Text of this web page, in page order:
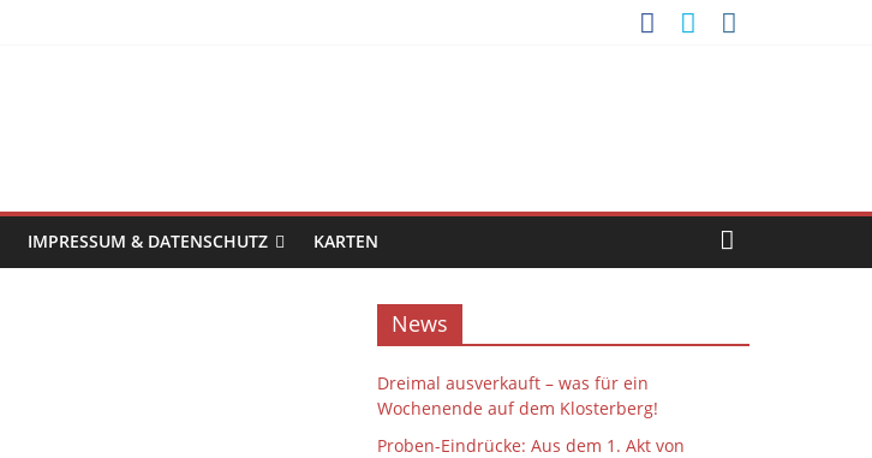
IMPRESSUM & DATENSCHUTZ KARTEN
News
Dreimal ausverkauft – was für ein
Wochenende auf dem Klosterberg!
Proben-Eindrücke: Aus dem 1. Akt von